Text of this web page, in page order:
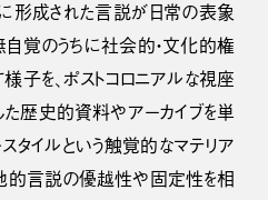
形成された言説が日常の表象
覚のうちに社会的・文化的権
子を、ポストコロニアルな視座
た歴史的資料やアーカイブを単
タイルという触覚的なマテリア
的言説の優越性や固定性を相